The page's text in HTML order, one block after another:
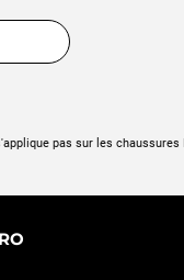
pas sur les chaussures